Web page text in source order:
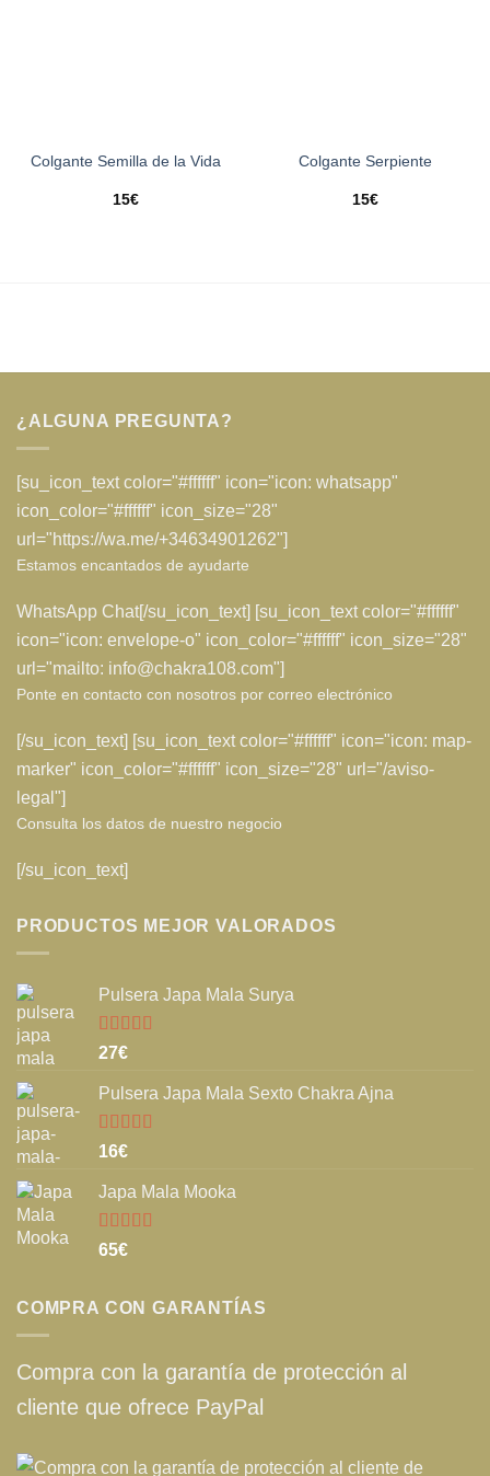
Colgante Semilla de la Vida
15€
Colgante Serpiente
15€
¿ALGUNA PREGUNTA?
[su_icon_text color="#ffffff" icon="icon: whatsapp"
icon_color="#ffffff" icon_size="28"
url="https://wa.me/+34634901262"]
Estamos encantados de ayudarte
WhatsApp Chat[/su_icon_text] [su_icon_text color="#ffffff"
icon="icon: envelope-o" icon_color="#ffffff" icon_size="28"
url="mailto: info@chakra108.com"]
Ponte en contacto con nosotros por correo electrónico
[/su_icon_text] [su_icon_text color="#ffffff" icon="icon: map-
marker" icon_color="#ffffff" icon_size="28" url="/aviso-
legal"]
Consulta los datos de nuestro negocio
[/su_icon_text]
PRODUCTOS MEJOR VALORADOS
Pulsera Japa Mala Surya
Valorado
5
27€
Pulsera Japa Mala Sexto Chakra Ajna
Valorado
5
16€
Japa Mala Mooka
Valorado
65€
COMPRA CON GARANTÍAS
Compra con la garantía de protección al
cliente que ofrece PayPal